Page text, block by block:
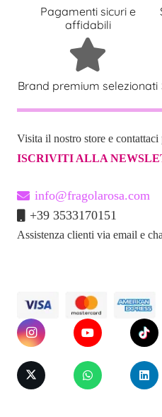
Ricaricabile USB :
Facile da Pulire
:
compromessi
Specifiche
Caratteristica
Tipologia
Materiale
Ricarica
Impermeabilità
Pagamenti sicuri e
affidabili
Brand premium selezionati
Visita il nostro store e contattaci
ISCRIVITI ALLA
info@fragolarosa.com
+39 3533170151
Assistenza clienti via email e